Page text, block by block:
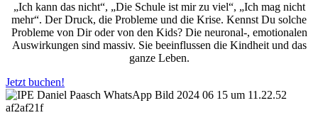
„Ich kann das nicht“, „Die Schule ist mir zu viel“, „Ich mag nicht
mehr“. Der Druck, die Probleme und die Krise. Kennst Du solche
Probleme von Dir oder von den Kids? Die neuronal-, emotionalen
Auswirkungen sind massiv. Sie beeinflussen die Kindheit und das
ganze Leben.
Jetzt buchen!